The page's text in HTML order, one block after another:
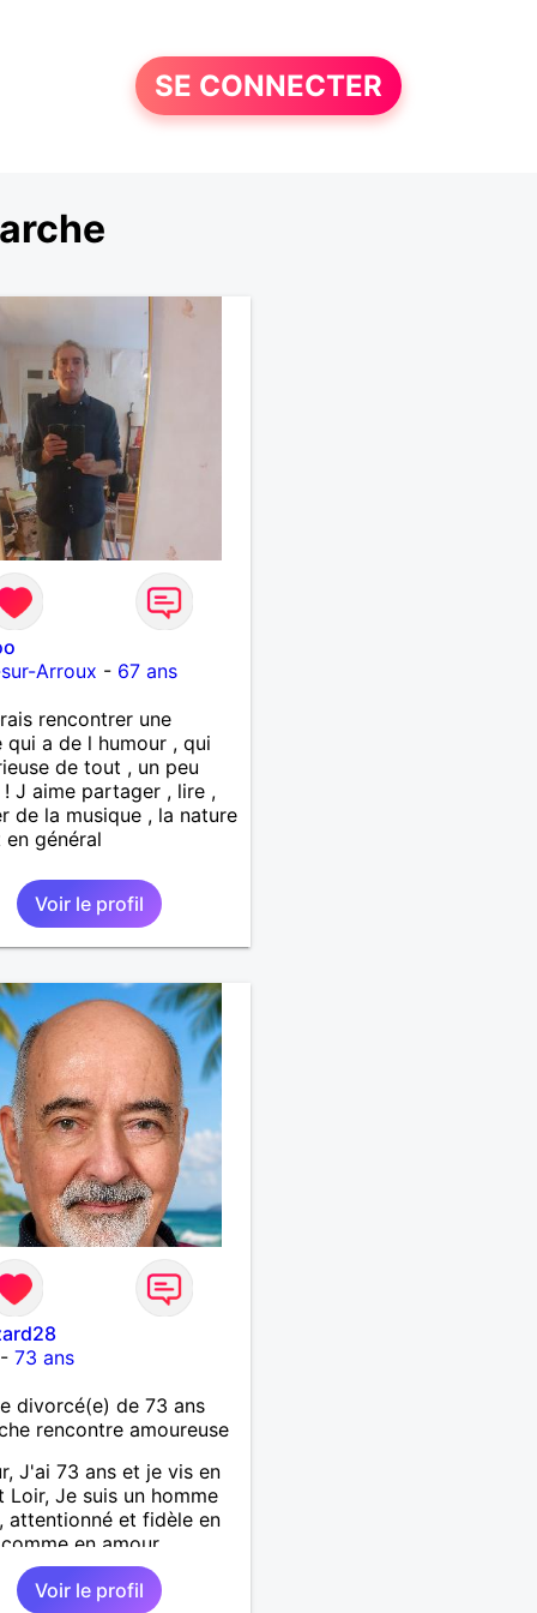
SE CONNECTER
Arroux - 67 ans
rencontrer une
qui a de l humour , qui
de tout , un peu
J aime partager , lire ,
de la musique , la nature
général
Voir le profil
-73 ans
divorcé(e) de 73 ans
rencontre amoureuse
J'ai 73 ans et je vis en
Loir, Je suis un homme
attentionné et fidèle en
en amour.
les petits bonheurs
une promenade,
Voir le profil